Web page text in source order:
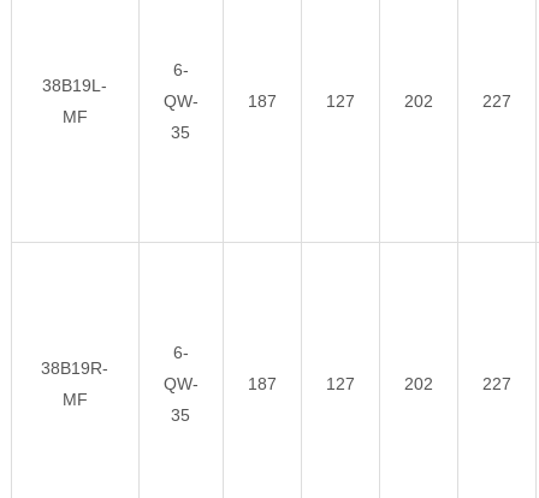
38B19L-
MF
6-
QW-
35
187 127 202 227
38B19R-
MF
6-
QW-
35
187 127 202 227